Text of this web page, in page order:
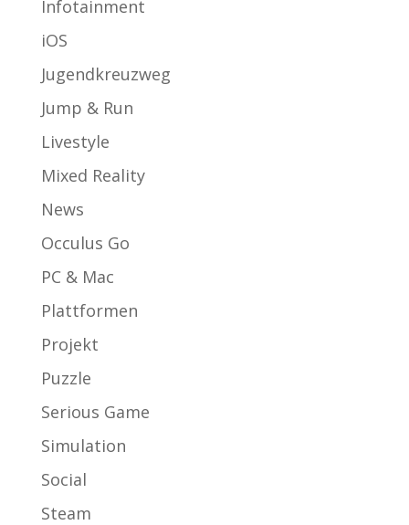
Infotainment
iOS
Jugendkreuzweg
Jump & Run
Livestyle
Mixed Reality
News
Occulus Go
PC & Mac
Plattformen
Projekt
Puzzle
Serious Game
Simulation
Social
Steam